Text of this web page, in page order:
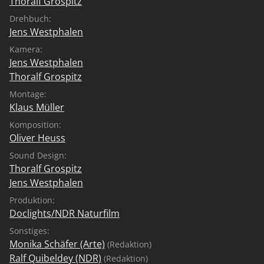
Drehbuch:
Jens Westphalen
Kamera:
Jens Westphalen
Thoralf Grospitz
Montage:
Klaus Müller
Komposition:
Oliver Heuss
Sound Design:
Thoralf Grospitz
Jens Westphalen
Produktion:
Doclights/NDR Naturfilm
Sonstiges:
Monika Schäfer (Arte) (Redaktion)
Ralf Quibeldey (NDR) (Redaktion)